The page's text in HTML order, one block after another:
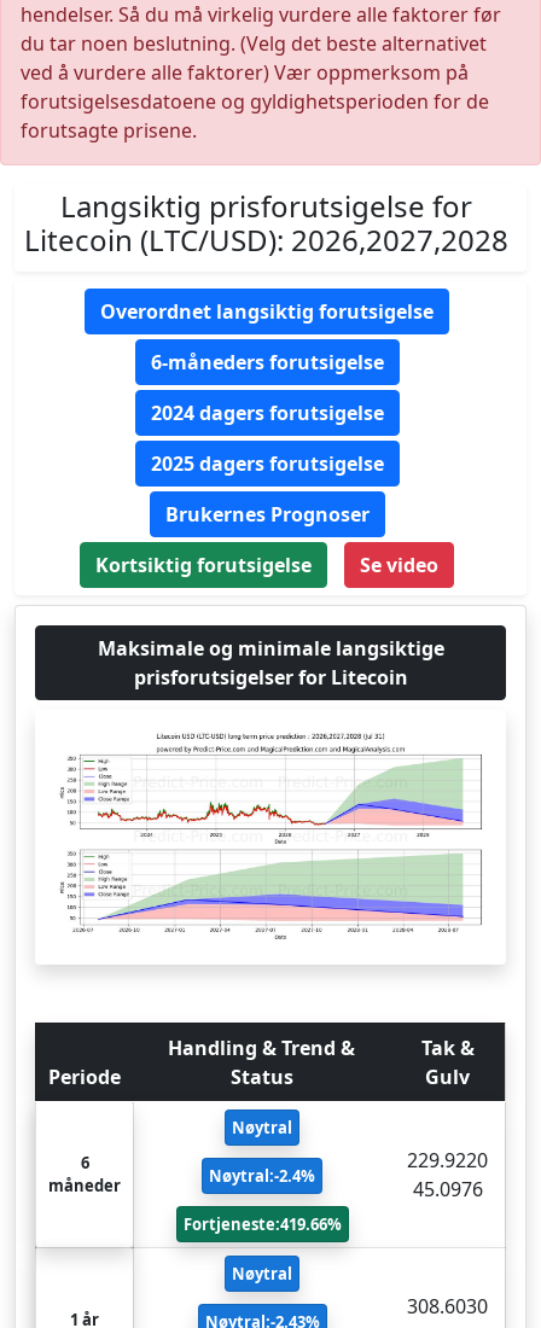
hendelser. Så du må virkelig vurdere alle faktorer før
du tar noen beslutning. (Velg det beste alternativet
ved å vurdere alle faktorer) Vær oppmerksom på
forutsigelsesdatoene og gyldighetsperioden for de
forutsagte prisene.
Langsiktig prisforutsigelse for
Litecoin (LTC/USD): 2026,2027,2028
Overordnet langsiktig forutsigelse
6-måneders forutsigelse
2024 dagers forutsigelse
2025 dagers forutsigelse
Brukernes Prognoser
Kortsiktig forutsigelse
Se video
Maksimale og minimale langsiktige
prisforutsigelser for Litecoin
Periode
Handling & Trend &
Status
Tak &
Gulv
6
måneder
Nøytral
Nøytral:-2.4%
Fortjeneste:419.66%
229.9220
45.0976
1 år
Nøytral
Nøytral:-2.43%
308.6030